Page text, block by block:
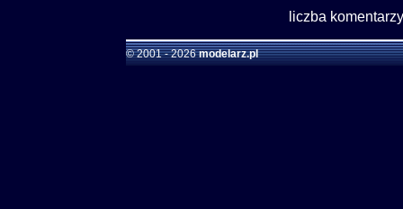
liczba
© 2001 - 2026modelarz.pl